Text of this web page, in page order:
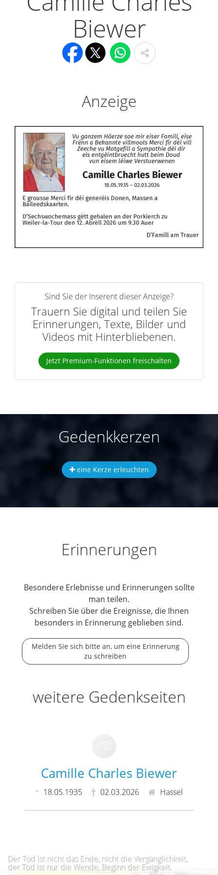
Biewer
Anzeige
Sind Sie der Inserent dieser Anzeige?
Trauern Sie digital und teilen Sie
Erinnerungen, Texte, Bilder und
Videos mit Hinterbliebenen.
Jetzt Premium-Funktionen freischalten
Gedenkkerzen
eine Kerze erleuchten
Erinnerungen
Besondere Erlebnisse und Erinnerungen sollte
man teilen.
Schreiben Sie über die Ereignisse, die Ihnen
besonders in Erinnerung geblieben sind.
Melden Sie sich bitte an, um eine Erinnerung
zu schreiben
weitere Gedenkseiten
Camille Charles Biewer
18.05.1935 02.03.2026 Hassel
Der Tod ist nicht das Ende, nicht die Vergänglichkeit,
der Tod ist nur die Wende, Beginn der Ewigkeit.